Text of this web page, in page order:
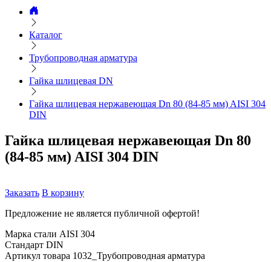
Каталог
Трубопроводная арматура
Гайка шлицевая DN
Гайка шлицевая нержавеющая Dn 80 (84-85 мм) AISI 304
DIN
Гайка шлицевая нержавеющая Dn 80
(84-85 мм) AISI 304 DIN
Заказать В корзину
Предложение не является публичной офертой!
Марка стали AISI 304
Стандарт DIN
Артикул товара 1032_Трубопроводная арматура